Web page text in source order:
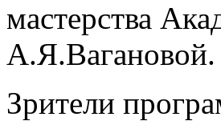
мастерства
А.Я.Вагановой.
Зрители